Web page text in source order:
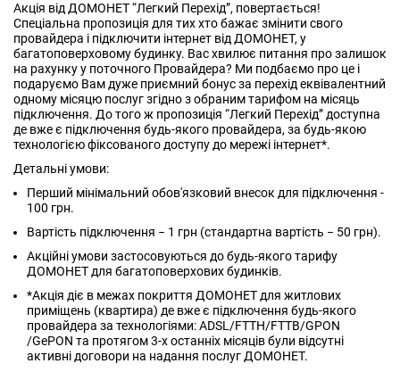
Акція від ДОМОНЕТ “Легкий Перехід”, повертається!
Спеціальна пропозиція для тих хто бажає змінити свого
провайдера і підключити інтернет від ДОМОНЕТ, у
багатоповерховому будинку. Вас хвилює питання про залишок
на рахунку у поточного Провайдера? Ми подбаємо про це і
подаруємо Вам дуже приємний бонус за перехід еквівалентний
одному місяцю послуг згідно з обраним тарифом на місяць
підключення. До того ж пропозиція “Легкий Перехід” доступна
де вже є підключення будь-якого провайдера, за будь-якою
технологією фіксованого доступу до мережі інтернет*.
Детальні умови:
Перший мінімальний обов'язковий внесок для підключення -
100 грн.
Вартість підключення − 1 грн (стандартна вартість − 50 грн).
Акційні умови застосовуються до будь-якого тарифу
ДОМОНЕТ для багатоповерхових будинків.
*Акція діє в межах покриття ДОМОНЕТ для житлових
приміщень (квартира) де вже є підключення будь-якого
провайдера за технологіями: ADSL/FTTH/FTTB/GPON
/GePON та протягом 3-х останніх місяців були відсутні
активні договори на надання послуг ДОМОНЕТ.